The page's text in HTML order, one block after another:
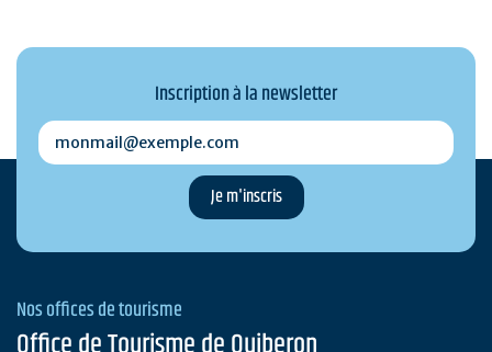
Inscription à la newsletter
monmail@exemple.com
Nos offices de tourisme